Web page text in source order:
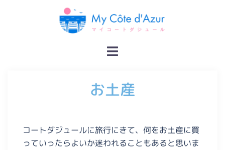
お土産
コートダジュールに旅行にきて、何をお土産に買
っていったらよいか迷われることもあると思いま